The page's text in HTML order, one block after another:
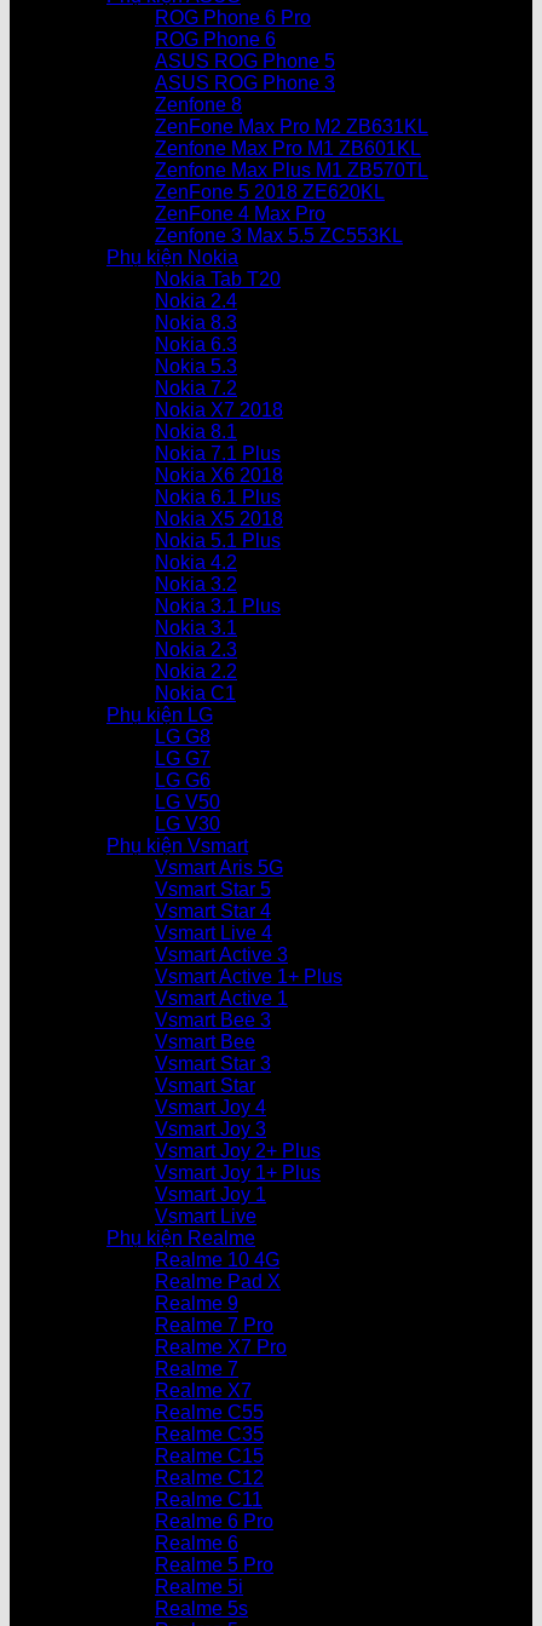
ROG Phone 6 Pro
ROG Phone 6
ASUS ROG Phone 5
ASUS ROG Phone 3
Zenfone 8
ZenFone Max Pro M2 ZB631KL
Zenfone Max Pro M1 ZB601KL
Zenfone Max Plus M1 ZB570TL
ZenFone 5 2018 ZE620KL
ZenFone 4 Max Pro
Zenfone 3 Max 5.5 ZC553KL
Phụ kiện Nokia
Nokia Tab T20
Nokia 2.4
Nokia 8.3
Nokia 6.3
Nokia 5.3
Nokia 7.2
Nokia X7 2018
Nokia 8.1
Nokia 7.1 Plus
Nokia X6 2018
Nokia 6.1 Plus
Nokia X5 2018
Nokia 5.1 Plus
Nokia 4.2
Nokia 3.2
Nokia 3.1 Plus
Nokia 3.1
Nokia 2.3
Nokia 2.2
Nokia C1
Phụ kiện LG
LG G8
LG G7
LG G6
LG V50
LG V30
Phụ kiện Vsmart
Vsmart Aris 5G
Vsmart Star 5
Vsmart Star 4
Vsmart Live 4
Vsmart Active 3
Vsmart Active 1+ Plus
Vsmart Active 1
Vsmart Bee 3
Vsmart Bee
Vsmart Star 3
Vsmart Star
Vsmart Joy 4
Vsmart Joy 3
Vsmart Joy 2+ Plus
Vsmart Joy 1+ Plus
Vsmart Joy 1
Vsmart Live
Phụ kiện Realme
Realme 10 4G
Realme Pad X
Realme 9
Realme 7 Pro
Realme X7 Pro
Realme 7
Realme X7
Realme C55
Realme C35
Realme C15
Realme C12
Realme C11
Realme 6 Pro
Realme 6
Realme 5 Pro
Realme 5i
Realme 5s